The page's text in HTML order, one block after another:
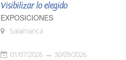
Visibilizar lo elegido
EXPOSICIONES
Salamanca
01/07/2026 30/09/2026